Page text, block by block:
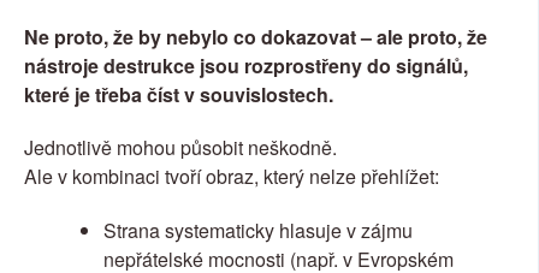
Ne proto, že by nebylo co dokazovat – ale proto, že
nástroje destrukce jsou rozprostřeny do signálů,
které je třeba číst v souvislostech.
Jednotlivě mohou působit neškodně.
Ale v kombinaci tvoří obraz, který nelze přehlížet:
Strana systematicky hlasuje v zájmu
nepřátelské mocnosti (např. v Evropském